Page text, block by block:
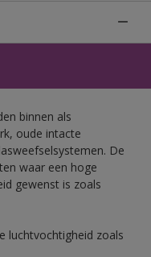
binnen als
oude intacte
De
waar een hoge
gewenst is zoals
luchtvochtigheid zoals